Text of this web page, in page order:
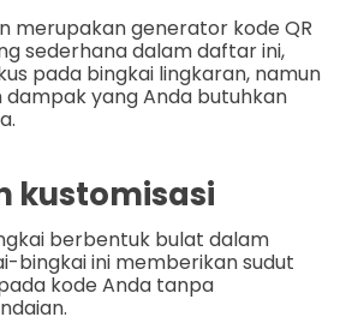
merupakan generator kode QR
sederhana dalam daftar ini,
pada bingkai lingkaran, namun
yang Anda butuhkan
kustomisasi
berbentuk bulat dalam
bingkai ini memberikan sudut
kode Anda tanpa